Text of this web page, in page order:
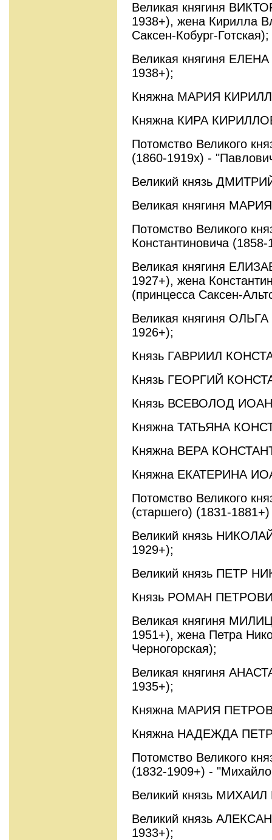
Великая княгиня
1938+), жена Кирилла
Саксен-Кобург-Готская);
Великая княгиня
1938+);
Княжна МАРИЯ
Княжна КИРА
Потомство Великого
(1860-1919х) -
Великий князь
Великая княгиня
Потомство Великого
Константиновича
Великая княгиня
1927+), жена
(принцесса Саксен-
Великая княгиня
1926+);
Князь ГАВРИИЛ
Князь ГЕОРГИЙ
Князь ВСЕВОЛОД
Княжна ТАТЬЯНА
Княжна ВЕРА
Княжна ЕКАТЕРИНА
Потомство Великого
(старшего) (1831-
Великий князь
1929+);
Великий князь ПЕТР
Князь РОМАН
Великая княгиня
1951+), жена Петра
Черногорская);
Великая княгиня
1935+);
Княжна МАРИЯ
Княжна НАДЕЖДА
Потомство Великого
(1832-1909+) -
Великий князь
Великий князь
1933+);